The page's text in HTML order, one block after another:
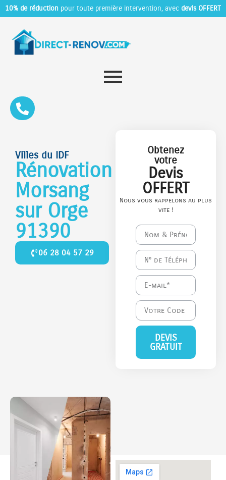
10% de réduction pour toute première intervention, avec devis OFFERT
Villes du IDF
Rénovation
Morsang
sur Orge
91390
06 28 04 57 29
Obtenez
votre
Devis
OFFERT
Nous vous rappelons au plus
vite !
DEVIS
GRATUIT